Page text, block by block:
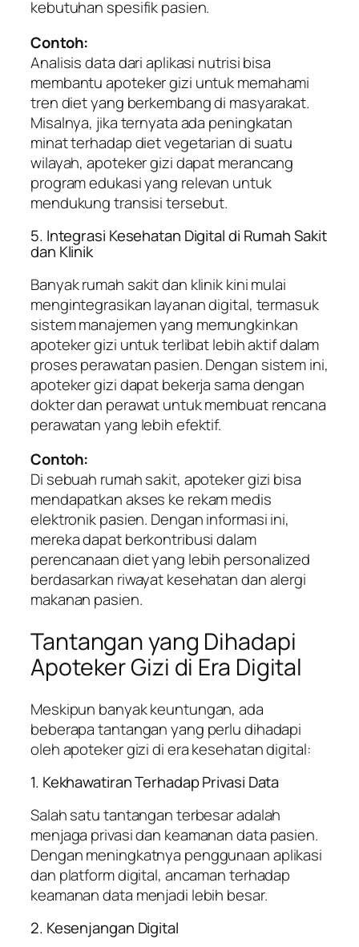
kebutuhan spesifik pasien.
Contoh:
Analisis data dari aplikasi nutrisi bisa
membantu apoteker gizi untuk memahami
tren diet yang berkembang di masyarakat.
Misalnya, jika ternyata ada peningkatan
minat terhadap diet vegetarian di suatu
wilayah, apoteker gizi dapat merancang
program edukasi yang relevan untuk
mendukung transisi tersebut.
5. Integrasi Kesehatan Digital di Rumah Sakit
dan Klinik
Banyak rumah sakit dan klinik kini mulai
mengintegrasikan layanan digital, termasuk
sistem manajemen yang memungkinkan
apoteker gizi untuk terlibat lebih aktif dalam
proses perawatan pasien. Dengan sistem ini,
apoteker gizi dapat bekerja sama dengan
dokter dan perawat untuk membuat rencana
perawatan yang lebih efektif.
Contoh:
Di sebuah rumah sakit, apoteker gizi bisa
mendapatkan akses ke rekam medis
elektronik pasien. Dengan informasi ini,
mereka dapat berkontribusi dalam
perencanaan diet yang lebih personalized
berdasarkan riwayat kesehatan dan alergi
makanan pasien.
Tantangan yang Dihadapi
Apoteker Gizi di Era Digital
Meskipun banyak keuntungan, ada
beberapa tantangan yang perlu dihadapi
oleh apoteker gizi di era kesehatan digital:
1. Kekhawatiran Terhadap Privasi Data
Salah satu tantangan terbesar adalah
menjaga privasi dan keamanan data pasien.
Dengan meningkatnya penggunaan aplikasi
dan platform digital, ancaman terhadap
keamanan data menjadi lebih besar.
2. Kesenjangan Digital